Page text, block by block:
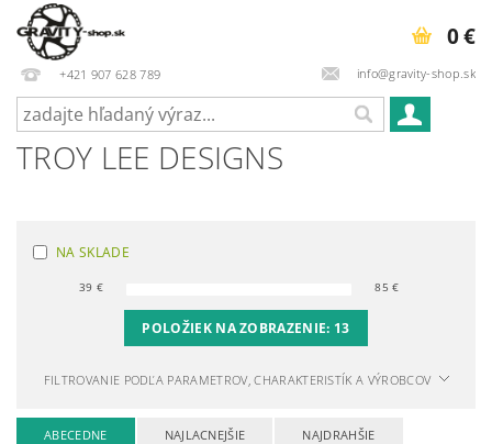
+421 907 628 789 info@gravity-shop.sk
0 €
TROY LEE DESIGNS
NA SKLADE
39 € 85 €
POLOŽIEK NA ZOBRAZENIE: 13
FILTROVANIE PODĽA PARAMETROV, CHARAKTERISTÍK A VÝROBCOV
ABECEDNE NAJLACNEJŠIE NAJDRAHŠIE